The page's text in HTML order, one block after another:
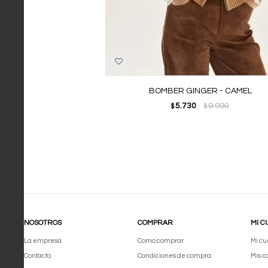
BOMBER GINGER - CAMEL
$5.730 $9.990
NOSOTROS
La empresa
Contacto
COMPRAR
Como comprar
Condiciones de compra
MI
Mi
Mis